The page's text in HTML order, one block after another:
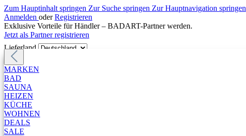
Zum Hauptinhalt springen Zur Suche springen Zur Hauptnavigation springen
Anmelden oder Registrieren
Exklusive Vorteile für Händler – BADART-Partner werden.
Jetzt als Partner registrieren
Lieferland
MARKEN
BAD
SAUNA
HEIZEN
KÜCHE
WOHNEN
DEALS
SALE